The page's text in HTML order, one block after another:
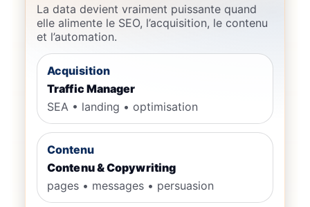
La data devient vraiment puissante quand
elle alimente le SEO, l’acquisition, le contenu
et l’automation.
Acquisition
Traffic Manager
SEA • landing • optimisation
Contenu
Contenu & Copywriting
pages • messages • persuasion